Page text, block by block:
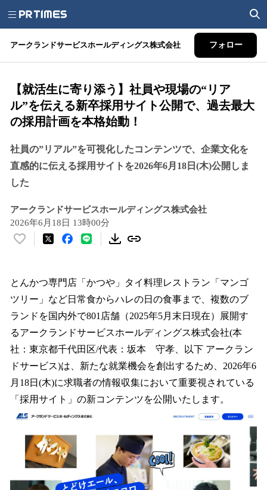
アークランドサービスホールディングス株式会社 フォロー
【就活生に寄り添う】社員や現場の“リア
ル”を伝える新卒採用サイト公開で、過去最大
の採用計画を本格始動！
社員の”リアル”を可視化したコンテンツで、企業文化を
直感的に伝える採用サイトを2026年6月18日(木)公開しま
した
アークランドサービスホールディングス株式会社
2026年6月18日 13時00分
い
！
数
を
読
み
み
中
で
す
とんかつ専門店「かつや」タイ料理レストラン「マンゴ
ツリー」など日常食からハレの日の食事まで、複数のブ
ランドを国内外で801店舗（2025年5月末日現在）展開す
るアークランドサービスホールディングス株式会社(本
社：東京都千代田区/代表：坂本 守孝、以下 アークラン
ドサービス)は、新たな就業機会を創出するため、2026年6
月18日(木)に求職者の情報収集において重要視されている
「採用サイト」の新コンテンツを公開いたします。